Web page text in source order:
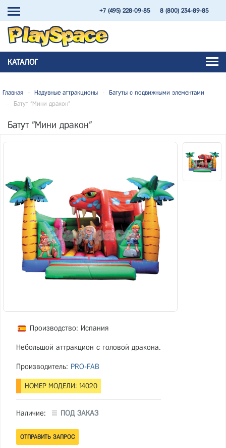
+7 (495) 228-09-85 8 (800) 234-89-85
КАТАЛОГ
Главная - Надувные аттракционы -
Батуты с подвижными элементами
-
Батут "Мини дракон"
Батут "Мини дракон"
Производство: Испания
Небольшой аттракцион с головой дракона.
Производитель: PRO-FAB
НОМЕР МОДЕЛИ: 14020
Наличие: ПОД ЗАКАЗ